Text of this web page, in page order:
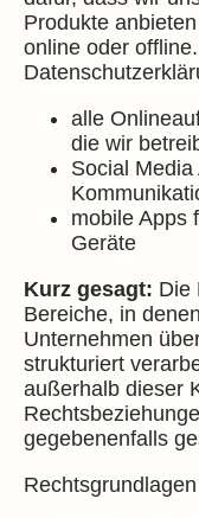
Produkte
online oder
alle
die wir
Social
mobile Apps
Geräte
Kurz gesagt: Die
Bereiche, in
Unternehmen
strukturiert
außerhalb dieser
gegebenenfalls
Rechtsgrundlagen